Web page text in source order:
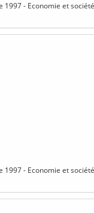
1997 - Economie et
1997 - Economie et